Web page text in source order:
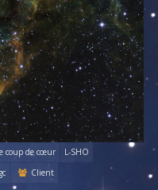
coup de cœur
L-SHO
Client